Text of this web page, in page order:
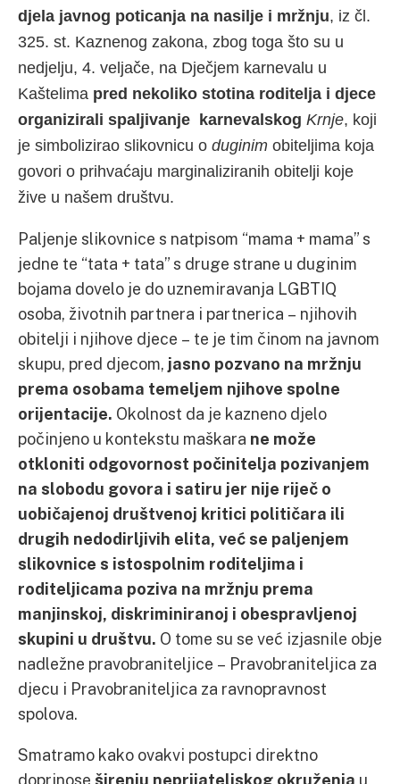
djela javnog poticanja na nasilje i mržnju, iz čl.
325. st. Kaznenog zakona, zbog toga što su u
nedjelju, 4. veljače, na Dječjem karnevalu u
Kaštelima pred nekoliko stotina roditelja i djece
organizirali spaljivanje karnevalskog Krnje, koji
je simbolizirao slikovnicu o duginim obiteljima koja
govori o prihvaćaju marginaliziranih obitelji koje
žive u našem društvu.
Paljenje slikovnice s natpisom “mama + mama” s
jedne te “tata + tata” s druge strane u duginim
bojama dovelo je do uznemiravanja LGBTIQ
osoba, životnih partnera i partnerica – njihovih
obitelji i njihove djece – te je tim činom na javnom
skupu, pred djecom, jasno pozvano na mržnju
prema osobama temeljem njihove spolne
orijentacije. Okolnost da je kazneno djelo
počinjeno u kontekstu maškara ne može
otkloniti odgovornost počinitelja pozivanjem
na slobodu govora i satiru jer nije riječ o
uobičajenoj društvenoj kritici političara ili
drugih nedodirljivih elita, već se paljenjem
slikovnice s istospolnim roditeljima i
roditeljicama poziva na mržnju prema
manjinskoj, diskriminiranoj i obespravljenoj
skupini u društvu. O tome su se već izjasnile obje
nadležne pravobraniteljice – Pravobraniteljica za
djecu i Pravobraniteljica za ravnopravnost
spolova.
Smatramo kako ovakvi postupci direktno
doprinose širenju neprijateljskog okruženja u